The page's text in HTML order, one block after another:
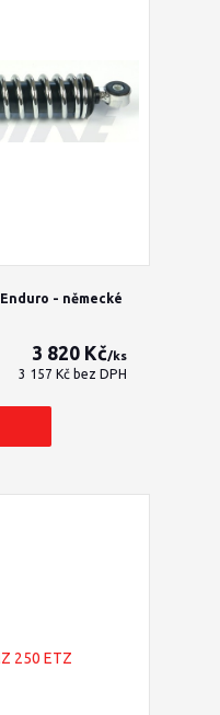
- německé
3 820 Kč/ks
3 157 Kč bez DPH